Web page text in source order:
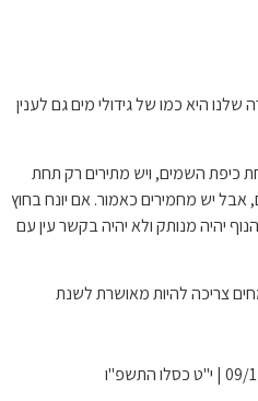
היא כמו של גידולי מים גם לענין
כיפת השמים, ויש מתירים רק תחת
יש מחמירים כאמור. אם יונח בחוץ
יהיה מנותק ולא יהיה בקשר עין עם
צריכה להיות מאושרת לשנת
התשפ"ו